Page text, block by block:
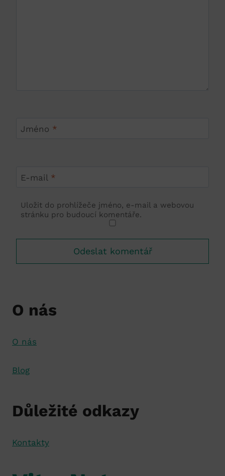
Jméno *
E-mail *
Uložit do prohlížeče jméno, e-mail a webovou
stránku pro budoucí komentáře.
O nás
O nás
Blog
Důležité odkazy
Kontakty